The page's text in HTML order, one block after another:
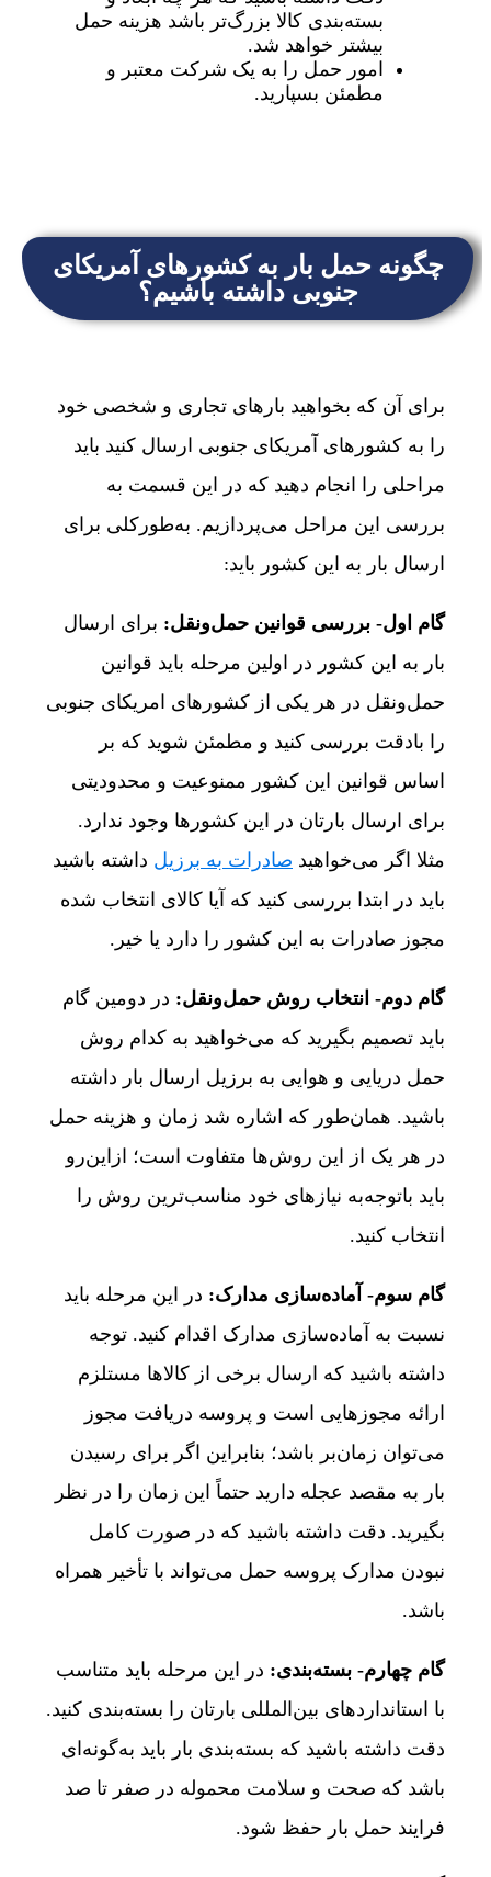
بسته‌بندی کالا بزرگ‌تر باشد هزینه حمل
بیشتر خواهد شد.
امور حمل را به یک شرکت معتبر و
مطمئن بسپارید.
چگونه حمل بار به کشورهای آمریکای
جنوبی داشته باشیم؟
برای آن که بخواهید بارهای تجاری و شخصی خود
را به کشورهای آمریکای جنوبی ارسال کنید باید
مراحلی را انجام دهید که در این قسمت به
بررسی این مراحل می‌پردازیم. به‌طورکلی برای
ارسال بار به این کشور باید:
گام اول- بررسی قوانین حمل‌ونقل: برای ارسال
بار به این کشور در اولین مرحله باید قوانین‌
حمل‌ونقل در هر یکی از کشورهای امریکای جنوبی
را بادقت بررسی کنید و مطمئن شوید که بر
اساس قوانین این کشور ممنوعیت و محدودیتی
برای ارسال بارتان در این کشورها وجود ندارد.
مثلا اگر می‌خواهید صادرات به برزیل داشته باشید
باید در ابتدا بررسی کنید که آیا کالای انتخاب شده
مجوز صادرات به این کشور را دارد یا خیر.
گام دوم- انتخاب روش حمل‌ونقل: در دومین گام
باید تصمیم بگیرید که می‌خواهید به کدام روش
حمل دریایی و هوایی به برزیل ارسال بار داشته
باشید. همان‌طور که اشاره شد زمان و هزینه حمل
در هر یک از این روش‌ها متفاوت است؛ ازاین‌رو
باید باتوجه‌به نیازهای خود مناسب‌ترین روش را
انتخاب کنید.
گام سوم- آماده‌سازی مدارک: در این مرحله باید
نسبت به آماده‌سازی مدارک اقدام کنید. توجه
داشته باشید که ارسال برخی از کالاها مستلزم
ارائه مجوزهایی است و پروسه دریافت مجوز
می‌توان زمان‌بر باشد؛ بنابراین اگر برای رسیدن
بار به مقصد عجله دارید حتماً این زمان را در نظر
بگیرید. دقت داشته باشید که در صورت کامل
نبودن مدارک پروسه حمل می‌تواند با تأخیر همراه
باشد.
گام چهارم- بسته‌بندی: در این مرحله باید متناسب
با استانداردهای بین‌المللی بارتان را بسته‌بندی کنید.
دقت داشته باشید که بسته‌بندی بار باید به‌گونه‌ای
باشد که صحت و سلامت محموله در صفر تا صد
فرایند حمل بار حفظ شود.